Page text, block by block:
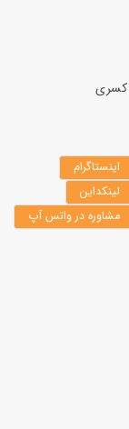
اینستاگرام
لینکداین
مشاوره در واتس آپ